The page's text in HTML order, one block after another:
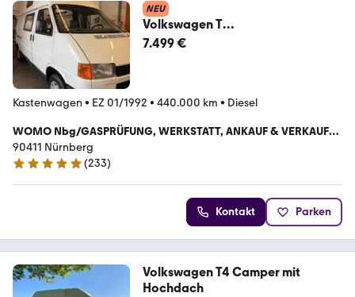
NEU
Volkswagen T
4/Hochdach/4xSchlaf/Womoaus
7.499 €
Kastenwagen • EZ 01/1992 • 440.000 km • Diesel
WOMO Nbg/GASPRÜFUNG, WERKSTATT, ANKAUF & VERKAUF
,VERMITTLUNG, SOLAR, KLIMA
90411 Nürnberg
5 Sterne
(233)
Kontakt Parken
Volkswagen T4 Camper mit
Hochdach